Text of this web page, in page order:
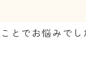
とでお悩みで